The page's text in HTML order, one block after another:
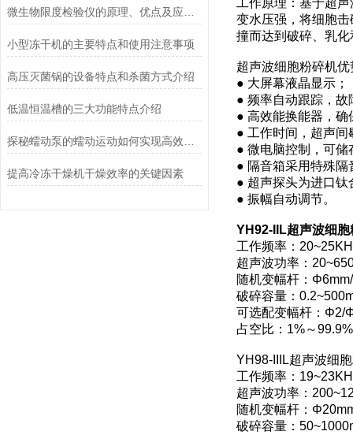
小型冻干机的主要特点和使用注意事项
高压灭菌锅的设备特点和杀菌方式介绍
低温恒温槽的三大功能特点介绍
提高冷冻干燥机干燥效率的关键因素
工作原理：基于超
变水压强，将细胞
撞而达到破碎、乳
超声波细胞粉碎机
● 大屏幕液晶显示；
● 频率自动跟踪，故
● 高效能换能器，确
● 工作时间，超声间
● 微电脑控制，可储
● 隔音箱采用特殊
● 超声探头为进口
● 振幅自动调节。
YH92-IIL超声波细
工作频率：
超声波功率：
随机变幅杆：
破碎容量：
可选配变幅杆：
占空比：1%～99.9%
YH98-IIIL超声波细
工作频率：
超声波功率：
随机变幅杆：
破碎容量：